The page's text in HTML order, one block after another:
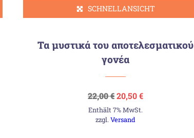
SCHNELLANSICHT
Τα μυστικά του αποτελεσματικού
γονέα
22,00€Ursprünglicher
Preis
war:
22,00 €
20,50€Aktueller
Enthält 7% MwSt.
zzgl.Versand